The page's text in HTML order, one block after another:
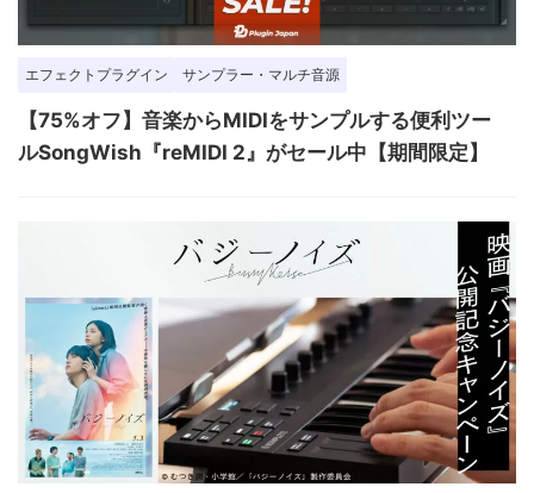
エフェクトプラグイン サンプラー・マルチ音源
【75%オフ】音楽からMIDIをサンプルする便利ツー
ルSongWish『reMIDI 2』がセール中【期間限定】